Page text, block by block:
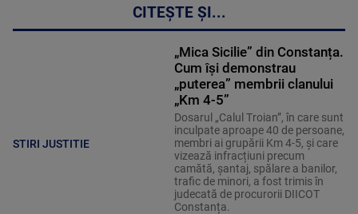
CITEȘTE ȘI...
STIRI JUSTITIE
„Mica Sicilie” din Constanța.
Cum își demonstrau
„puterea” membrii clanului
„Km 4-5”
Dosarul „Calul Troian”, în care sunt
inculpate aproape 40 de persoane,
membri ai grupării Km 4-5, și care
vizează infracțiuni precum
camătă, șantaj, spălare a banilor,
trafic de minori, a fost trimis în
judecată de procurorii DIICOT
Constanța.